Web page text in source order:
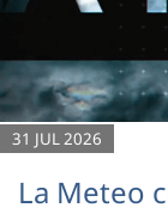
31 JUL 2026
La Meteo